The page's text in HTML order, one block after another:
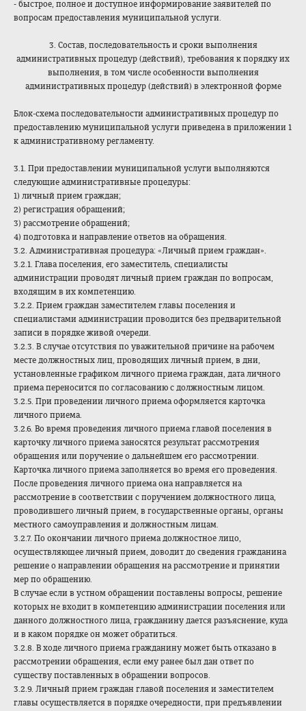
- быстрое, полное и доступное информирование заявителей по
вопросам предоставления муниципальной услуги.
3. Состав, последовательность и сроки выполнения
административных процедур (действий), требования к порядку их
выполнения, в том числе особенности выполнения
административных процедур (действий) в электронной форме
Блок-схема последовательности административных процедур по
предоставлению муниципальной услуги приведена в приложении 1
к административному регламенту.
3.1. При предоставлении муниципальной услуги выполняются
следующие административные процедуры:
1) личный прием граждан;
2) регистрация обращений;
3) рассмотрение обращений;
4) подготовка и направление ответов на обращения.
3.2. Административная процедура: «Личный прием граждан».
3.2.1. Глава поселения, его заместитель, специалисты
администрации проводят личный прием граждан по вопросам,
входящим в их компетенцию.
3.2.2. Прием граждан заместителем главы поселения и
специалистами администрации проводится без предварительной
записи в порядке живой очереди.
3.2.3. В случае отсутствия по уважительной причине на рабочем
месте должностных лиц, проводящих личный прием, в дни,
установленные графиком личного приема граждан, дата личного
приема переносится по согласованию с должностным лицом.
3.2.5. При проведении личного приема оформляется карточка
личного приема.
3.2.6. Во время проведения личного приема главой поселения в
карточку личного приема заносятся результат рассмотрения
обращения или поручение о дальнейшем его рассмотрении.
Карточка личного приема заполняется во время его проведения.
После проведения личного приема она направляется на
рассмотрение в соответствии с поручением должностного лица,
проводившего личный прием, в государственные органы, органы
местного самоуправления и должностным лицам.
3.2.7. По окончании личного приема должностное лицо,
осуществляющее личный прием, доводит до сведения гражданина
решение о направлении обращения на рассмотрение и принятии
мер по обращению.
В случае если в устном обращении поставлены вопросы, решение
которых не входит в компетенцию администрации поселения или
данного должностного лица, гражданину дается разъяснение, куда
и в каком порядке он может обратиться.
3.2.8. В ходе личного приема гражданину может быть отказано в
рассмотрении обращения, если ему ранее был дан ответ по
существу поставленных в обращении вопросов.
3.2.9. Личный прием граждан главой поселения и заместителем
главы осуществляется в порядке очередности, при предъявлении